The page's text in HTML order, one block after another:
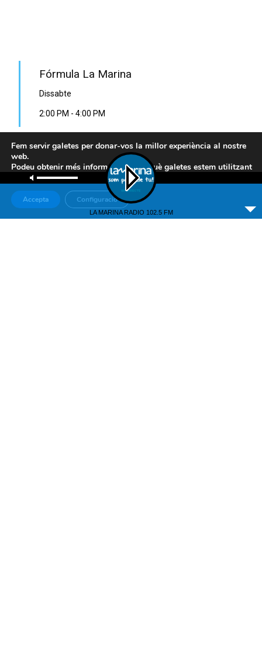
Fórmula La Marina
Dissabte
2:00 PM - 4:00 PM
Fem servir galetes per donar-vos la millor experiència al nostre
web.
Podeu obtenir més informació sobre què galetes estem utilitzant
o desactivar-les a la
configuració.
Accepta Configuració
LA MARINA RADIO 102.5 FM